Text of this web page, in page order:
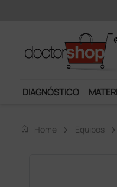
DIAGNÓSTICO
home Home Equipos